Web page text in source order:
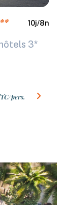
10j/8n
3*
pers.